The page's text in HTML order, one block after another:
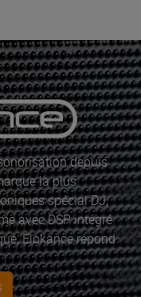
depuis
la plus
spécial DJ,
avec DSP intégré
Elokance répond
Prix, Son,
Evolution !»